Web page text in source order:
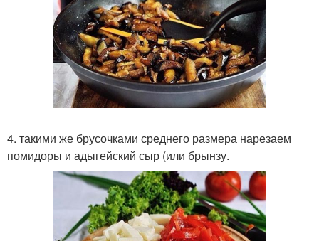
4. такими же брусочками среднего размера нарезаем
помидоры и адыгейский сыр (или брынзу.